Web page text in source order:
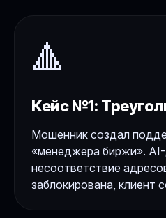
🔺
Кейс №1:
Мошенник создал
«менеджера биржи».
несоответствие
заблокирована, клиент